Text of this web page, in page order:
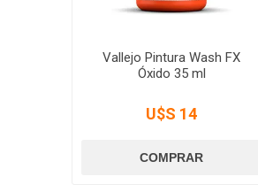
Vallejo Pintura Wash FX
Óxido 35 ml
U$S 14